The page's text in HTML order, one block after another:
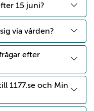
15 juni?
via vården?
efter
1177.se och Min